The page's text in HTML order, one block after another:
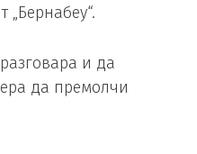
„Бернабеу“.
и да
да премолчи